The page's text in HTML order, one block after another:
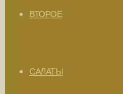
ВТОРОЕ
САЛАТЫ